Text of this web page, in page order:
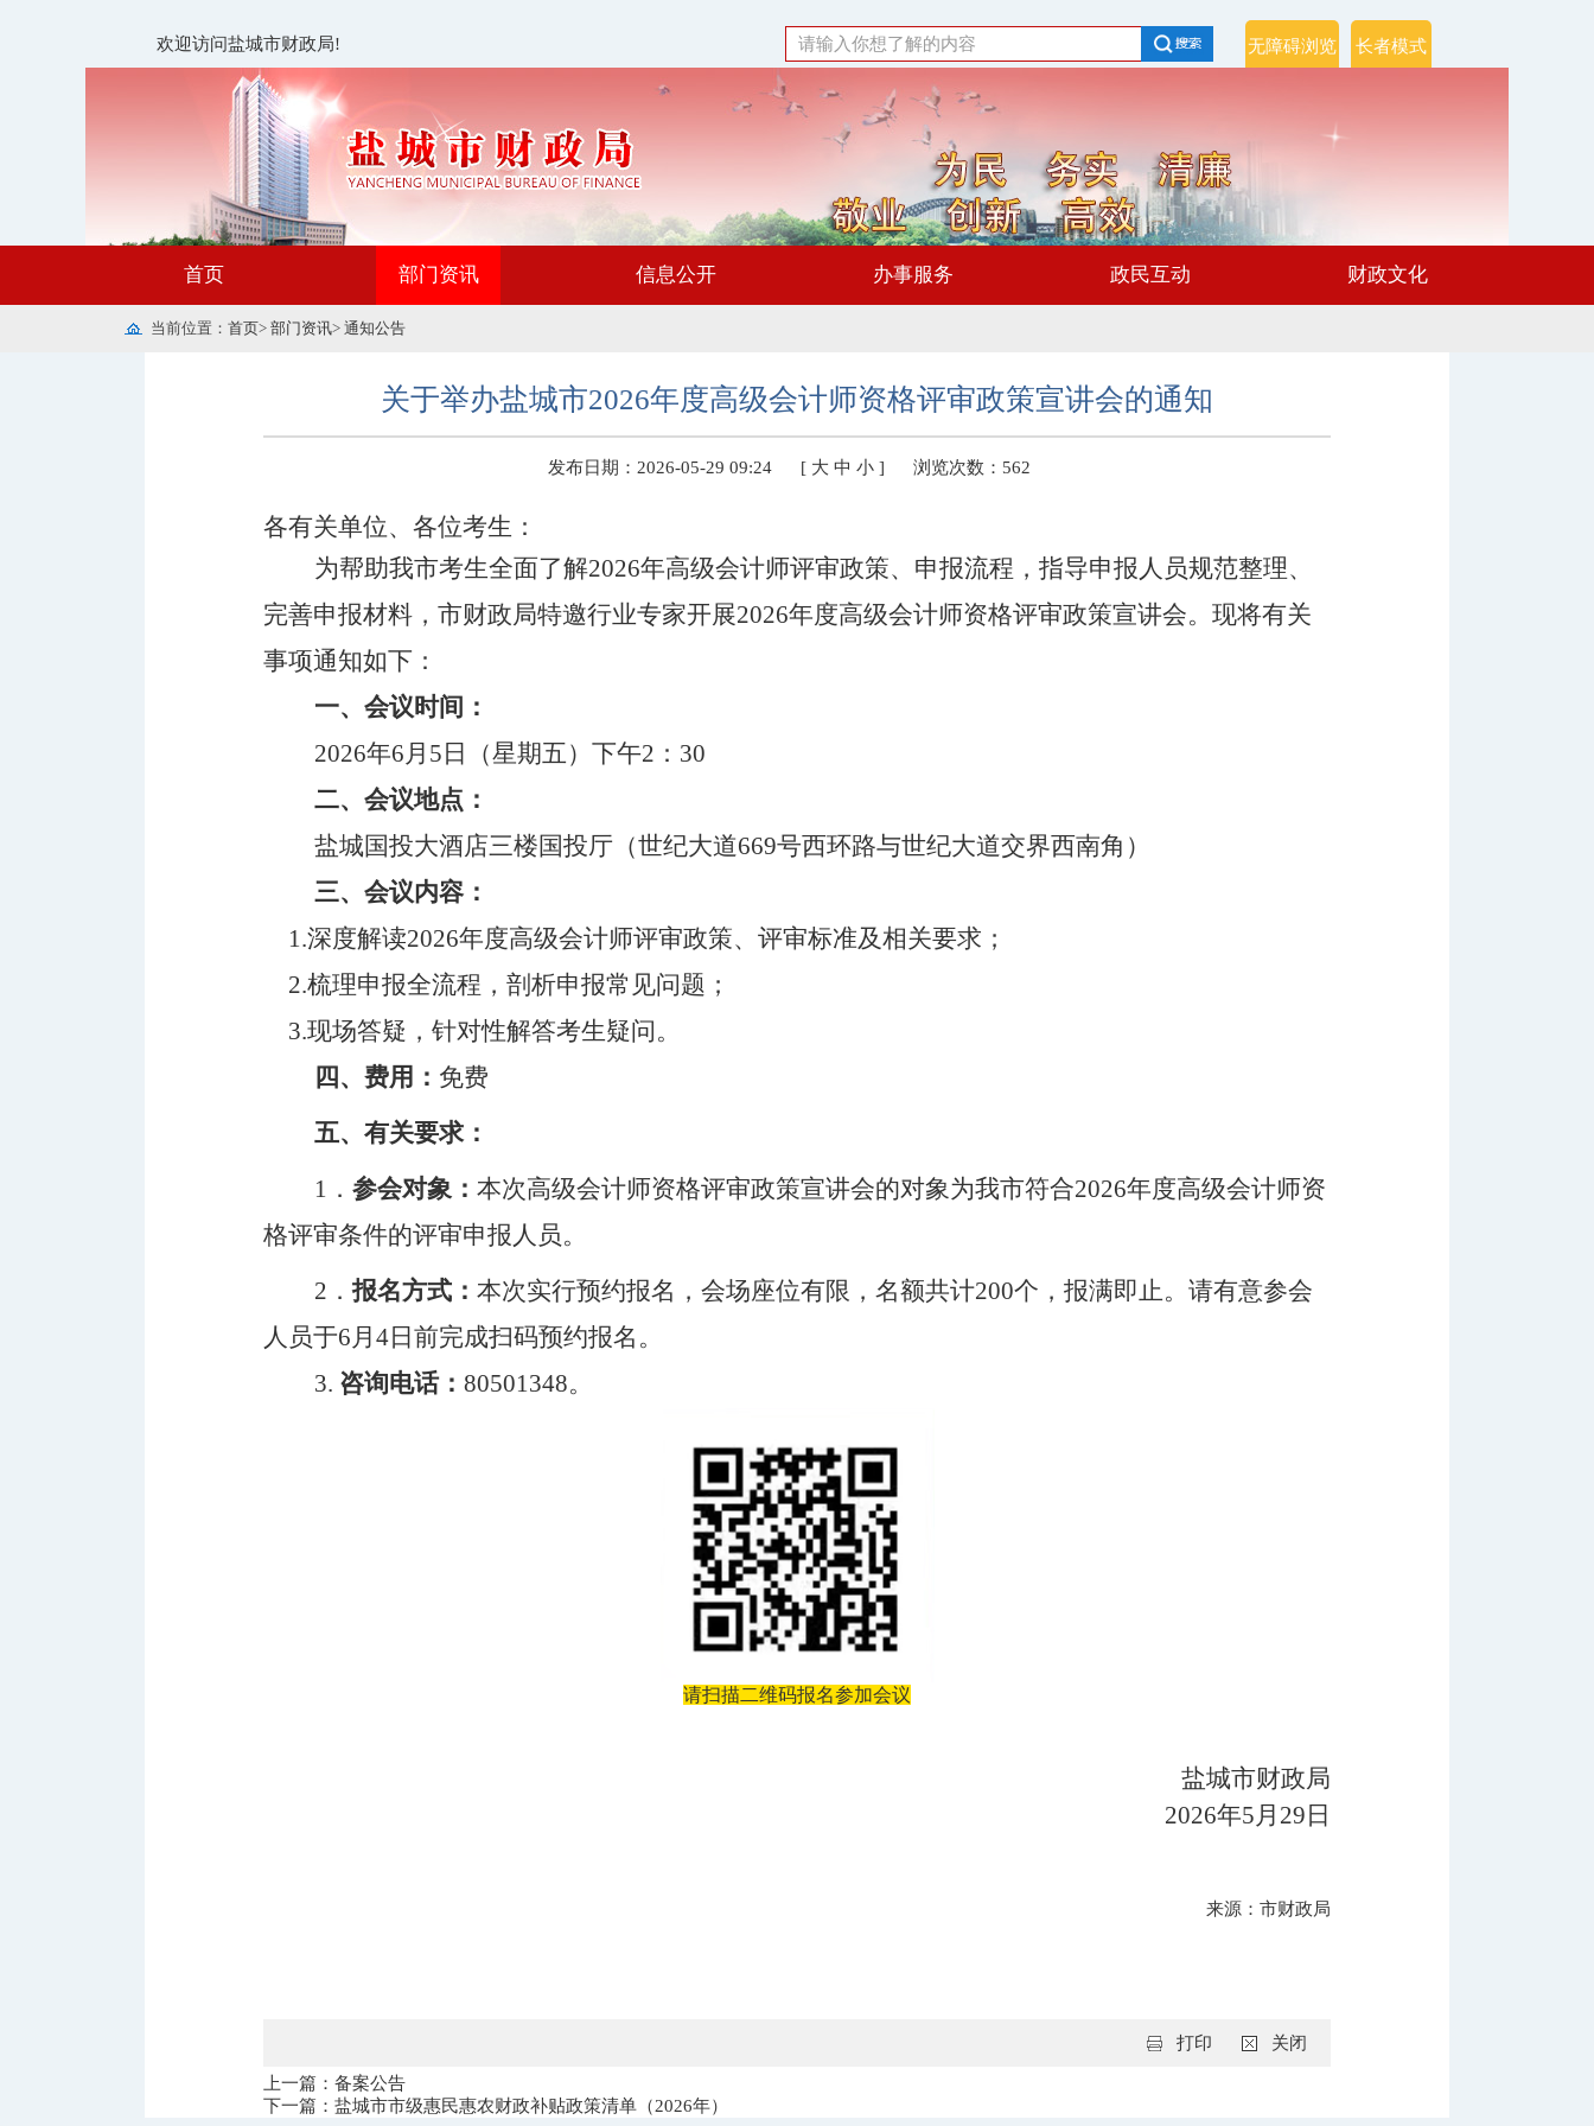
欢迎访问盐城市财政局! 无障碍浏览 长者模式
首页 部门资讯 信息公开 办事服务 政民互动 财政文化
当前位置： 首页> 部门资讯> 通知公告
关于举办盐城市2026年度高级会计师资格评审政策宣讲会的通知
发布日期：2026-05-29 09:24 [ 大 中 小 ] 浏览次数： 562
各有关单位、各位考生：
为帮助我市考生全面了解2026年高级会计师评审政策、申报流程，指导申报人员规范整理、
完善申报材料，市财政局特邀行业专家开展2026年度高级会计师资格评审政策宣讲会。现将有关
事项通知如下：
一、 会议时间 ：
2026年6月 5 日（星期五） 下午2：30
二、 会议地点 ：
盐城国投大酒店三楼国投厅（世纪大道669号西环路与世纪大道交界西南角）
三、 会议内容：
1.深度解读2026年度高级会计师评审政策、评审标准及相关要求；
2.梳理申报全流程，剖析申报常见问题；
3.现场答疑，针对性解答考生疑问。
四、费用： 免费
五、有关要求：
1． 参会对象： 本次高级会计师资格评审政策宣讲会的对象为我市符合2026年度高级会计师资
格评审条件的评审申报人员。
2．报名方式： 本次实行预约报名，会场座位有限，名额共计200个，报满即止。请有意参会
人员于6月4日前完成扫码预约报名。
3. 咨询电话： 80501348。
请扫描二维码报名参加会议
盐城市财政局
2026年5月 29 日
来源：市财政局
打印 关闭
上一篇：备案公告
下一篇：盐城市市级惠民惠农财政补贴政策清单（2026年）